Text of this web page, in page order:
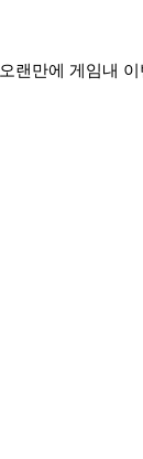
오랜만에 게임내